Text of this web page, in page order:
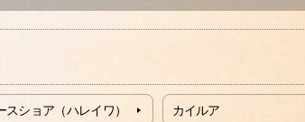
スショア（ハレイワ） カイルア